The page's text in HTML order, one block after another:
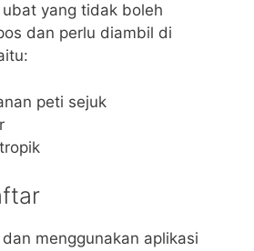
yang tidak boleh
dan perlu diambil di
peti sejuk
menggunakan aplikasi